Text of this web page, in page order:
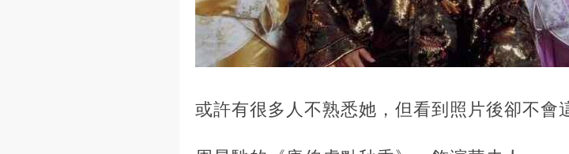
或許有很多人不熟悉她，但看到照片後卻不會